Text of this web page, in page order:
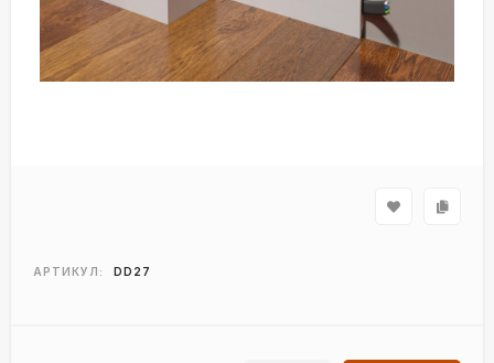
АРТИКУЛ: DD27